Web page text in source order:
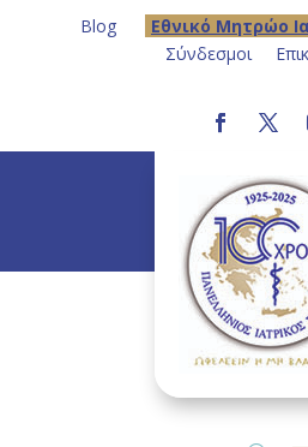
Blog Eθνικό Μητρώο
Σύνδεσμοι